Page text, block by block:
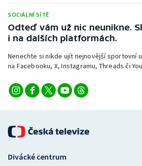
SOCIÁLNÍ SÍTĚ
Odteď vám už nic neunikne.
i na dalších platformách.
Nenechte si nikde ujít nejnovější sportovní
na Facebooku, X, Instagramu, Threads či
Divácké centrum